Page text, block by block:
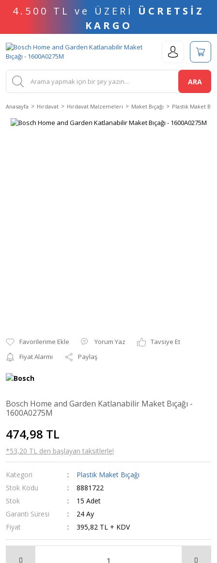
4.500 TL ve ÜZERİ ÜCRETSİZ
KARGO
ARA
Anasayfa Hırdavat Hırdavat Malzemeleri Maket Bıçağı Plastik Maket
Yorum Yaz
Tavsiye Et
Fiyat Alarmı
Paylaş
Bosch Home and Garden Katlanabilir Maket Bıçağı -
1600A0275M
474,98 TL
*53,20 TL den başlayan taksitlerle!
Kategori
Plastik Maket Bıçağı
Stok Kodu
8881722
Stok
15 Adet
Garanti Süresi
24 Ay
Fiyat
395,82 TL + KDV